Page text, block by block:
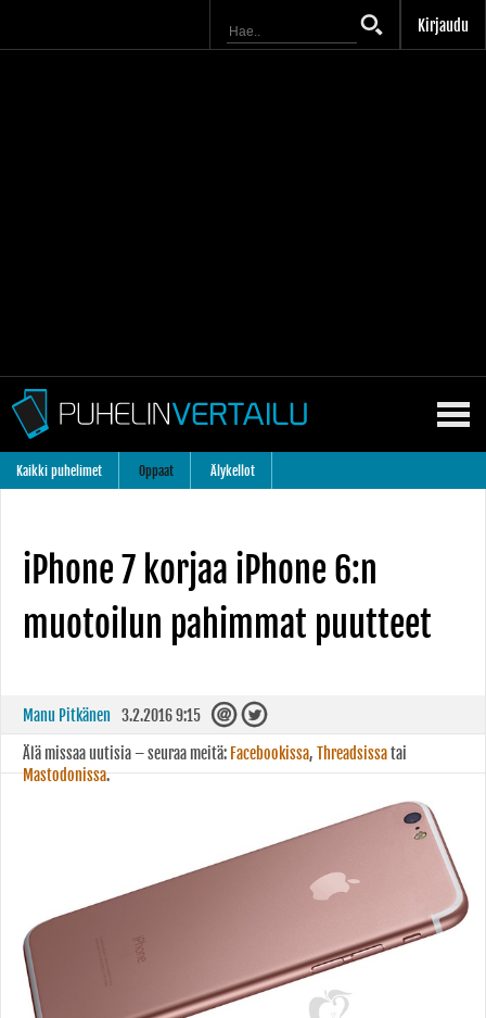
Kirjaudu
Kaikki puhelimet Oppaat Älykellot
iPhone 7 korjaa iPhone 6:n
muotoilun pahimmat puutteet
Manu Pitkänen 3.2.2016 9:15
Älä missaa uutisia – seuraa meitä: Facebookissa, Threadsissatai
Mastodonissa.